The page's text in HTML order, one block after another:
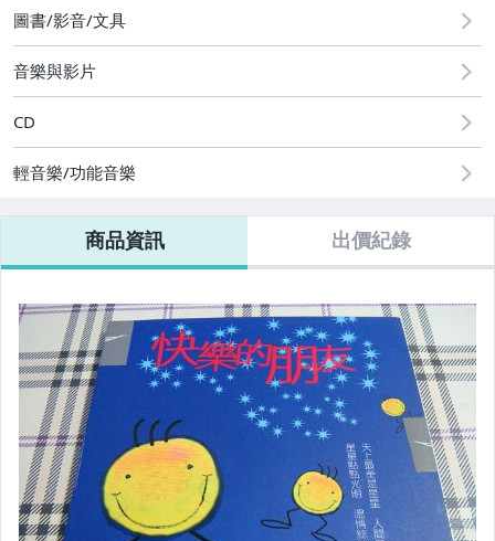
成人專區
手機、配件與通訊
居家、家具與園藝
電腦、平板與周邊
圖書/影音/文具
音樂與影片
CD
輕音樂/功能音樂
商品資訊 出價紀錄